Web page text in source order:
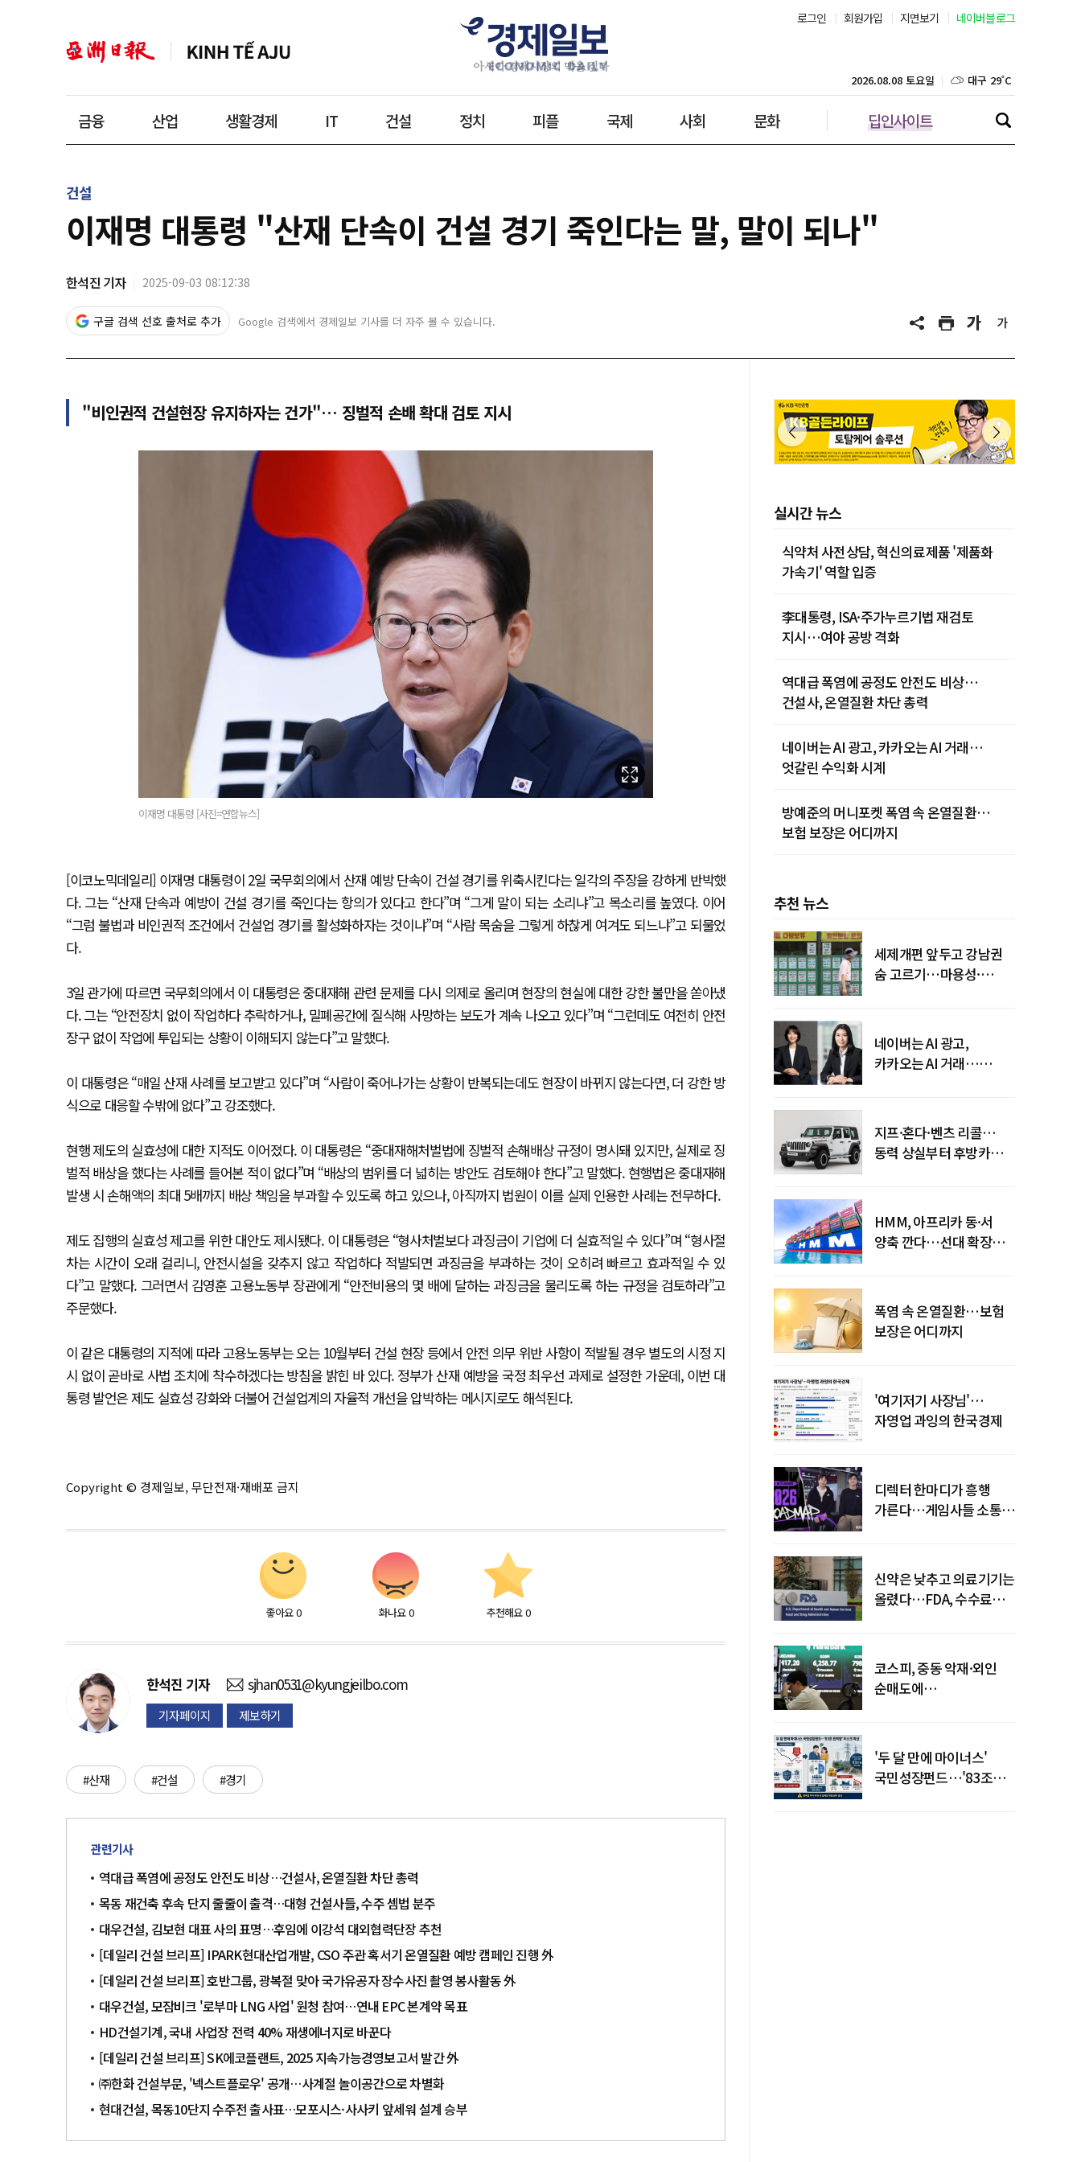
로그인 회원가입 지면보기 네이버블로그
금융 산업 생활경제 IT 건설 정치 피플 국제 사회 문화 딥인사이트
2026.08.08 토요일 대구 29˚C
인천 29˚C
제주 29˚C
건설
이재명 대통령 "산재 단속이 건설 경기 죽인다는 말, 말이 되나"
한석진 기자 2025-09-03 08:12:38
구글 검색 선호 출처로 추가 Google 검색에서 경제일보 기사를 더 자주 볼 수 있습니다.
"비인권적 건설현장 유지하자는 건가"… 징벌적 손배 확대 검토 지시
이재명 대통령 [사진=연합뉴스]
[이코노믹데일리] 이재명 대통령이 2일 국무회의에서 산재 예방 단속이 건설 경기를 위축시킨다는 일각의 주장을 강하게 반박했
다. 그는 “산재 단속과 예방이 건설 경기를 죽인다는 항의가 있다고 한다”며 “그게 말이 되는 소리냐”고 목소리를 높였다. 이어
“그럼 불법과 비인권적 조건에서 건설업 경기를 활성화하자는 것이냐”며 “사람 목숨을 그렇게 하찮게 여겨도 되느냐”고 되물었
다.
3일 관가에 따르면 국무회의에서 이 대통령은 중대재해 관련 문제를 다시 의제로 올리며 현장의 현실에 대한 강한 불만을 쏟아냈
다. 그는 “안전장치 없이 작업하다 추락하거나, 밀폐공간에 질식해 사망하는 보도가 계속 나오고 있다”며 “그런데도 여전히 안전
장구 없이 작업에 투입되는 상황이 이해되지 않는다”고 말했다.
이 대통령은 “매일 산재 사례를 보고받고 있다”며 “사람이 죽어나가는 상황이 반복되는데도 현장이 바뀌지 않는다면, 더 강한 방
식으로 대응할 수밖에 없다”고 강조했다.
현행 제도의 실효성에 대한 지적도 이어졌다. 이 대통령은 “중대재해처벌법에 징벌적 손해배상 규정이 명시돼 있지만, 실제로 징
벌적 배상을 했다는 사례를 들어본 적이 없다”며 “배상의 범위를 더 넓히는 방안도 검토해야 한다”고 말했다. 현행법은 중대재해
발생 시 손해액의 최대 5배까지 배상 책임을 부과할 수 있도록 하고 있으나, 아직까지 법원이 이를 실제 인용한 사례는 전무하다.
제도 집행의 실효성 제고를 위한 대안도 제시됐다. 이 대통령은 “형사처벌보다 과징금이 기업에 더 실효적일 수 있다”며 “형사절
차는 시간이 오래 걸리니, 안전시설을 갖추지 않고 작업하다 적발되면 과징금을 부과하는 것이 오히려 빠르고 효과적일 수 있
다”고 말했다. 그러면서 김영훈 고용노동부 장관에게 “안전비용의 몇 배에 달하는 과징금을 물리도록 하는 규정을 검토하라”고
주문했다.
이 같은 대통령의 지적에 따라 고용노동부는 오는 10월부터 건설 현장 등에서 안전 의무 위반 사항이 적발될 경우 별도의 시정 지
시 없이 곧바로 사법 조치에 착수하겠다는 방침을 밝힌 바 있다. 정부가 산재 예방을 국정 최우선 과제로 설정한 가운데, 이번 대
통령 발언은 제도 실효성 강화와 더불어 건설업계의 자율적 개선을 압박하는 메시지로도 해석된다.
Copyright © 경제일보, 무단전재·재배포 금지
좋아요 0 화나요 0 추천해요 0
한석진 기자 sjhan0531@kyungjeilbo.com
기자페이지 제보하기
#산재 #건설 #경기
관련기사
역대급 폭염에 공정도 안전도 비상…건설사, 온열질환 차단 총력
목동 재건축 후속 단지 줄줄이 출격…대형 건설사들, 수주 셈법 분주
대우건설, 김보현 대표 사의 표명…후임에 이강석 대외협력단장 추천
[데일리 건설 브리프] IPARK현대산업개발, CSO 주관 혹서기 온열질환 예방 캠페인 진행 外
[데일리 건설 브리프] 호반그룹, 광복절 맞아 국가유공자 장수사진 촬영 봉사활동 外
대우건설, 모잠비크 '로부마 LNG 사업' 원청 참여…연내 EPC 본계약 목표
HD건설기계, 국내 사업장 전력 40% 재생에너지로 바꾼다
[데일리 건설 브리프] SK에코플랜트, 2025 지속가능경영보고서 발간 外
㈜한화 건설부문, '넥스트플로우' 공개…사계절 놀이공간으로 차별화
현대건설, 목동10단지 수주전 출사표…모포시스·사사키 앞세워 설계 승부
실시간 뉴스
식약처 사전상담, 혁신의료제품 '제품화
가속기' 역할 입증
李대통령, ISA·주가누르기법 재검토
지시…여야 공방 격화
역대급 폭염에 공정도 안전도 비상…
건설사, 온열질환 차단 총력
네이버는 AI 광고, 카카오는 AI 거래…
엇갈린 수익화 시계
방예준의 머니포켓 폭염 속 온열질환…
보험 보장은 어디까지
추천 뉴스
세제개편 앞두고 강남권
숨 고르기…마용성·
네이버는 AI 광고,
카카오는 AI 거래…
지프·혼다·벤츠 리콜…
동력 상실부터 후방카메라
HMM, 아프리카 동·서
양축 깐다…선대 확장
폭염 속 온열질환…보험
보장은 어디까지
'여기저기 사장님'…
자영업 과잉의 한국경제
디렉터 한마디가 흥행
가른다…게임사들 소통
신약은 낮추고 의료기기는
올렸다…FDA, 수수료
코스피, 중동 악재·외인
순매도에
'두 달 만에 마이너스'
국민성장펀드…'83조